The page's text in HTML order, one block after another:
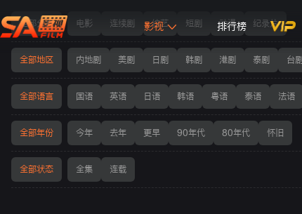
影视 排行榜
全部分类 电影 连续剧 综艺 短剧 动漫 纪录片
全部地区 内地剧 美剧 日剧 韩剧 港剧 泰剧 台剧
全部语言 国语 英语 日语 韩语 粤语 泰语 法语
全部年份 今年 去年 更早 90年代 80年代 怀旧
全部状态 全集 连载